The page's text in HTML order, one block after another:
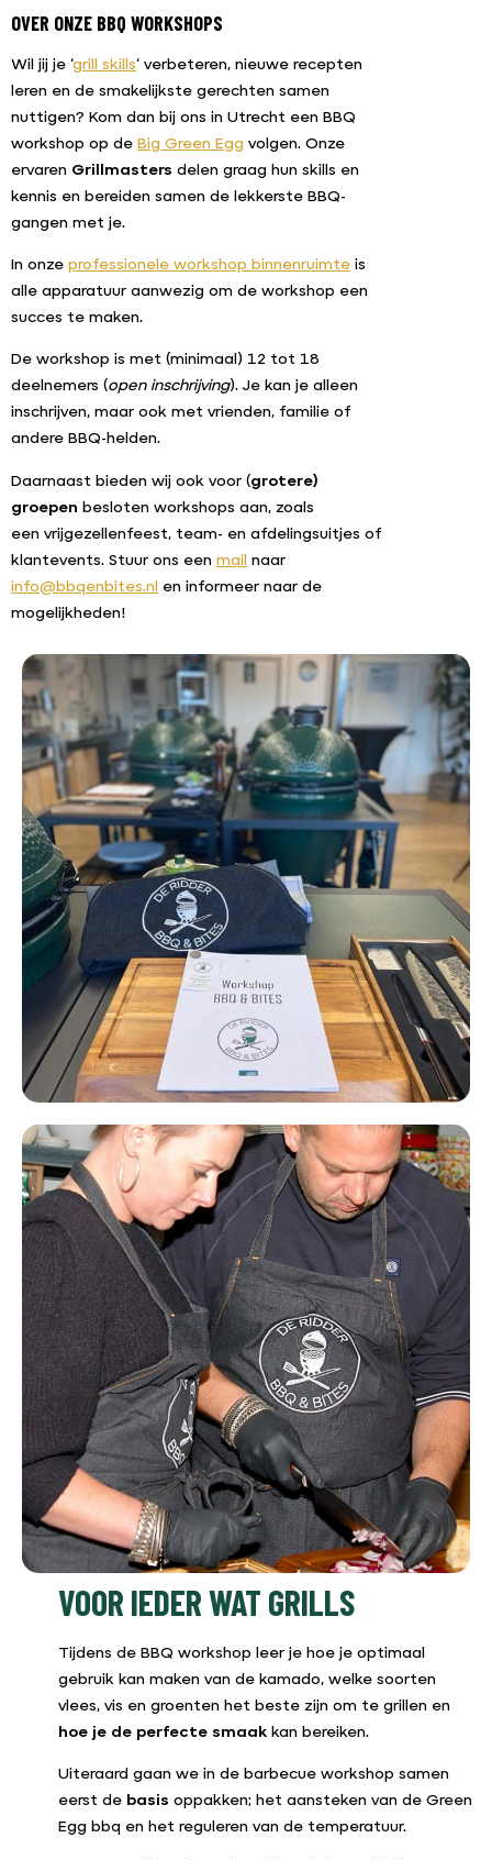
OVER ONZE BBQ WORKSHOPS
Wil jij je ‘grill skills‘ verbeteren, nieuwe recepten
leren en de smakelijkste gerechten samen
nuttigen? Kom dan bij ons in Utrecht een BBQ
workshop op de Big Green Egg volgen. Onze
ervaren Grillmasters delen graag hun skills en
kennis en bereiden samen de lekkerste BBQ-
gangen met je.
In onze professionele workshop binnenruimte is
alle apparatuur aanwezig om de workshop een
succes te maken.
De workshop is met (minimaal) 12 tot 18
deelnemers (open inschrijving). Je kan je alleen
inschrijven, maar ook met vrienden, familie of
andere BBQ-helden.
Daarnaast bieden wij ook voor (grotere)
groepen besloten workshops aan, zoals
een vrijgezellenfeest, team- en afdelingsuitjes of
klantevents. Stuur ons een mail naar
info@bbqenbites.nl en informeer naar de
mogelijkheden!
VOOR IEDER WAT GRILLS
Tijdens de BBQ workshop leer je hoe je optimaal
gebruik kan maken van de kamado, welke soorten
vlees, vis en groenten het beste zijn om te grillen en
hoe je de perfecte smaak kan bereiken.
Uiteraard gaan we in de barbecue workshop samen
eerst de basis oppakken; het aansteken van de Green
Egg bbq en het reguleren van de temperatuur.